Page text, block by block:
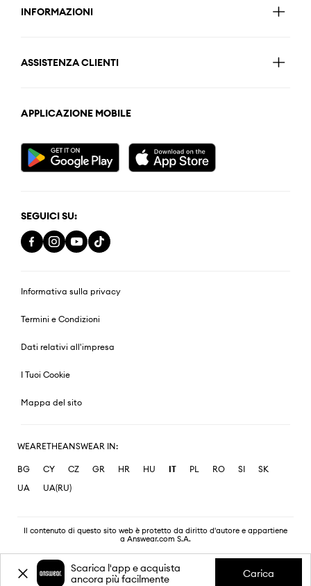
INFORMAZIONI
ASSISTENZA CLIENTI
APPLICAZIONE MOBILE
SEGUICI SU:
Informativa sulla privacy
Termini e Condizioni
Dati relativi all'impresa
I Tuoi Cookie
Mappa del sito
WEARETHEANSWEAR IN:
BG CY CZ GR HR HU IT PL RO SI
SK
UA
UA(RU)
Il contenuto di questo sito web è protetto da diritto d'autore e appartiene
a Answear.com S.A.
Scarica l'app e acquista
ancora più facilmente
Carica